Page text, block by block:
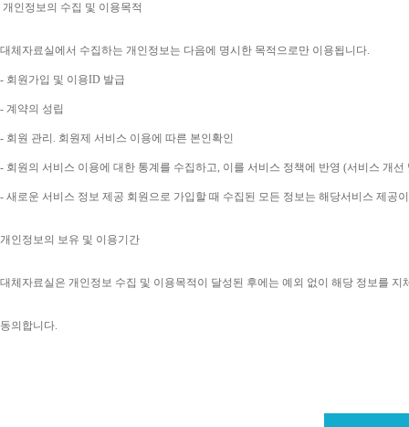
개인정보의 수집 및 이용목적
대체자료실에서 수집하는 개인정보는 다음에 명시한 목적으로만 이용됩니다.
- 회원가입 및 이용ID 발급
- 계약의 성립
- 회원 관리 . 회원제 서비스 이용에 따른 본인확인
- 회원의 서비스 이용에 대한 통계를 수집하고, 이를 서비스 정책에 반영 (서비스 개선
- 새로운 서비스 정보 제공 회원으로 가입할 때 수집된 모든 정보는 해당서비스 제
개인정보의 보유 및 이용기간
대체자료실은 개인정보 수집 및 이용목적이 달성된 후에는 예외 없이 해당 정보를 지
동의합니다.